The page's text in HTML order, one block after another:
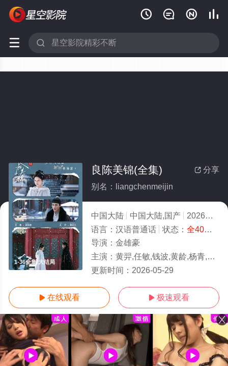
   
 
1-36全集/大结局
 分享
良陈美锦(全集)
别名：liangchenmeijin
中国大陆 中国大陆,国产 2026
8.0
语言： 汉语普通话 状态： 全40集+番外
导演： 金雄豪
主演： 黄羿,任敏,钱波,黄龄,杨青,李媛,张耀,印小天,丁嘉丽,郑家彬,王思
更新时间： 2026-05-29
 在线观看  极速观看